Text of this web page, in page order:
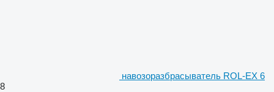
навозоразбрасыватель ROL-EX 6
8